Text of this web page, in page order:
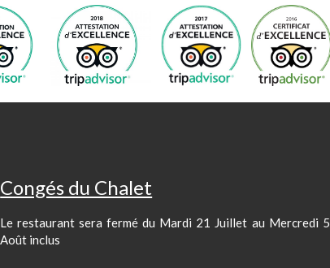
Congés du Chalet
Le restaurant sera fermé du Mardi 21 Juillet au Mercredi 5
Août inclus